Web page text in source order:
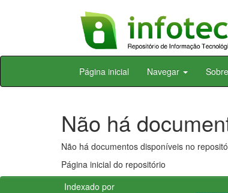
Skip
Página inicial Navegar Sobre
Não há
Não há documentos disponíveis no
Página inicial do repositório
Indexado por